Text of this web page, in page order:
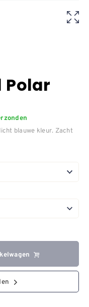
Polar
blauwe kleur. Zacht